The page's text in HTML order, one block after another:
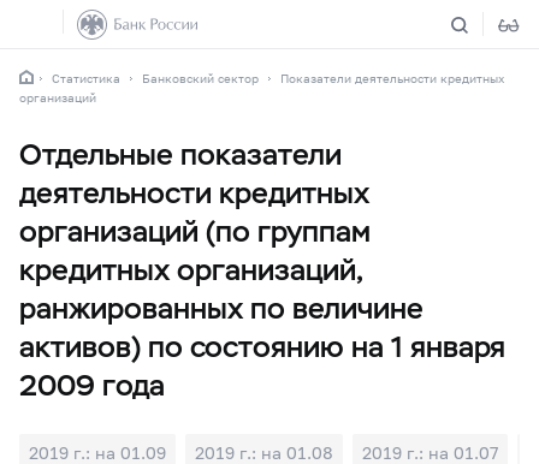
Статистика Банковский сектор
Показатели деятельности кредитных
организаций
Отдельные показатели
деятельности кредитных
организаций (по группам
кредитных организаций,
ранжированных по величине
активов) по состоянию на 1 января
2009 года
2019 г.: на 01.09 2019 г.: на 01.08 2019 г.: на 01.07